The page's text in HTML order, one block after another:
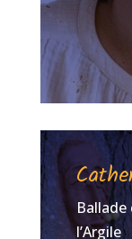
Ballade
l’Argile